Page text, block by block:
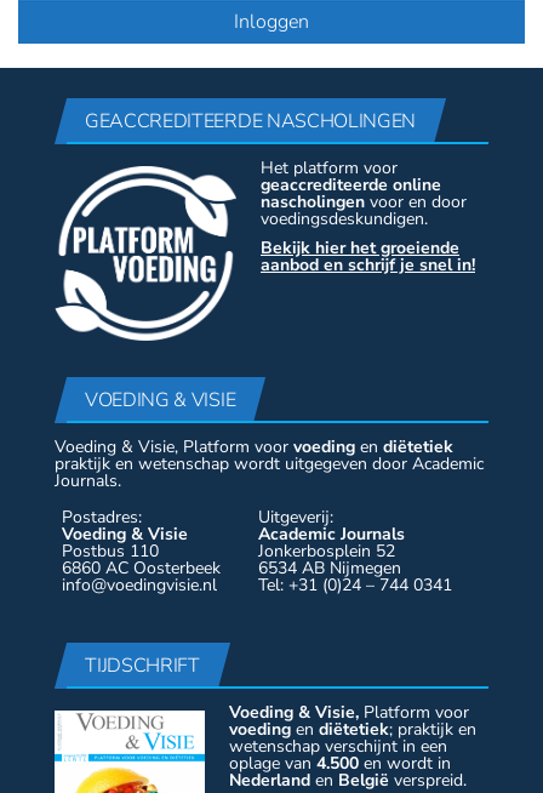
GEACCREDITEERDE NASCHOLINGEN
Het platform voor
geaccrediteerde online
nascholingen voor en door
voedingsdeskundigen.
Bekijk hier het groeiende
aanbod en schrijf je snel in!
VOEDING & VISIE
Voeding & Visie, Platform voor voeding en diëtetiek
praktijk en wetenschap wordt uitgegeven door Academic
Journals.
Postadres:
Voeding & Visie
Postbus 110
6860 AC Oosterbeek
info@voedingvisie.nl
Uitgeverij:
Academic Journals
Jonkerbosplein 52
6534 AB Nijmegen
Tel: +31 (0)24 – 744 0341
TIJDSCHRIFT
Voeding & Visie, Platform voor
voeding en diëtetiek; praktijk en
wetenschap verschijnt in een
oplage van4.500 en wordt in
Nederland en België verspreid.